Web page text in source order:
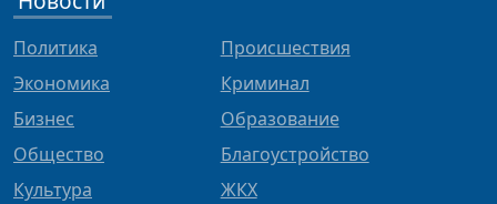
Политика
Экономика
Бизнес
Общество
Культура
Происшествия
Криминал
Образование
Благоустройство
ЖКХ